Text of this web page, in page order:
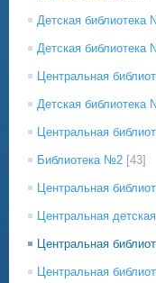
Детская библиотека
Детская библиотека
Центральная
Детская библиотека
Центральная
Библиотека №2 [43]
Центральная
Центральная
Центральная
Центральная